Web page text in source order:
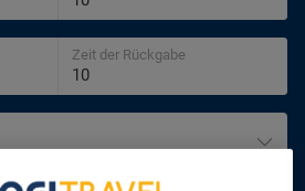
Zeit der Rückgabe